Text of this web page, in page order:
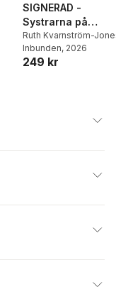
SIGNERAD -
Systrarna på
Sophiahemmet
Ruth Kvarnström-
Inbunden, 2026
249 kr